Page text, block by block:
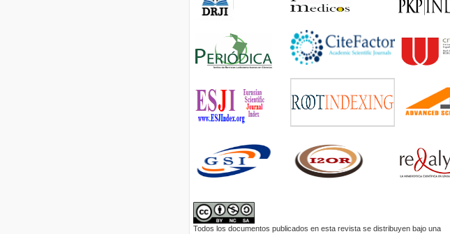
Todos los documentos publicados en esta revista se distribuyen bajo una